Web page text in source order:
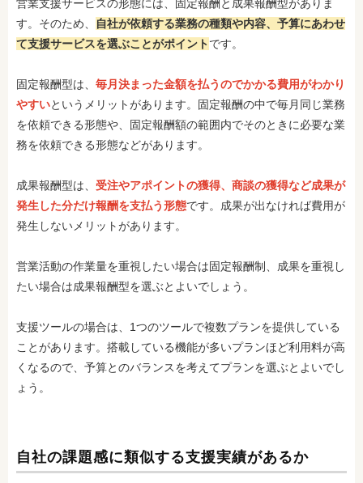
営業支援サービスの形態には、固定報酬と成果報酬型がありま
す。そのため、
自社が依頼する業務の種類や内容、予算にあわせ
て支援サービスを選ぶことがポイントです。
固定報酬型は、 毎月決まった金額を払うのでかかる費用がわかり
やすいというメリットがあります。固定報酬の中で毎月同じ業務
を依頼できる形態や、固定報酬額の範囲内でそのときに必要な業
務を依頼できる形態などがあります。
成果報酬型は、 受注やアポイントの獲得、商談の獲得など成果が
発生した分だけ報酬を支払う形態です。成果が出なければ費用が
発生しないメリットがあります。
営業活動の作業量を重視したい場合は固定報酬制、成果を重視し
たい場合は成果報酬型を選ぶとよいでしょう。
支援ツールの場合は、1つのツールで複数プランを提供している
ことがあります。搭載している機能が多いプランほど利用料が高
くなるので、予算とのバランスを考えてプランを選ぶとよいでし
ょう。
自社の課題感に類似する支援実績があるか